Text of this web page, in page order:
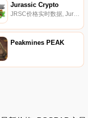
Jurassic Crypto
Peakmines PEAK